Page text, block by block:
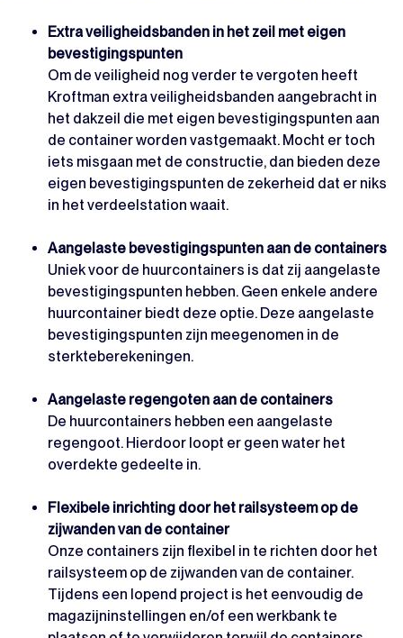
Extra veiligheidsbanden in het zeil met eigen
bevestigingspunten
Om de veiligheid nog verder te vergoten heeft
Kroftman extra veiligheidsbanden aangebracht in
het dakzeil die met eigen bevestigingspunten aan
de container worden vastgemaakt. Mocht er toch
iets misgaan met de constructie, dan bieden deze
eigen bevestigingspunten de zekerheid dat er niks
in het verdeelstation waait.
Aangelaste bevestigingspunten aan de containers
Uniek voor de huurcontainers is dat zij aangelaste
bevestigingspunten hebben. Geen enkele andere
huurcontainer biedt deze optie. Deze aangelaste
bevestigingspunten zijn meegenomen in de
sterkteberekeningen.
Aangelaste regengoten aan de containers
De huurcontainers hebben een aangelaste
regengoot. Hierdoor loopt er geen water het
overdekte gedeelte in.
Flexibele inrichting door het railsysteem op de
zijwanden van de container
Onze containers zijn flexibel in te richten door het
railsysteem op de zijwanden van de container.
Tijdens een lopend project is het eenvoudig de
magazijninstellingen en/of een werkbank te